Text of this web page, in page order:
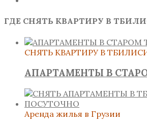
ГДЕ СНЯТЬ КВАРТИРУ В
СНЯТЬ КВАРТИРУ В
АПАРТАМЕНТЫ В
Аренда жилья в Грузии